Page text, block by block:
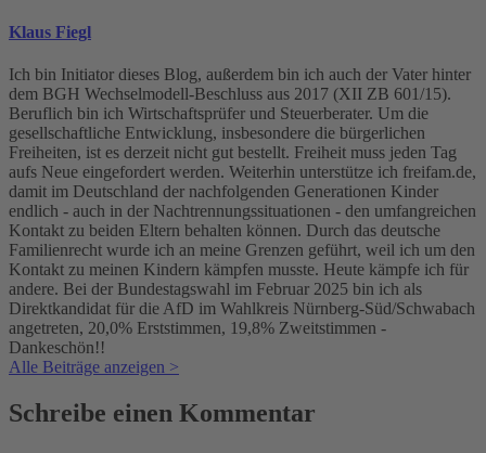
Klaus Fiegl
Ich bin Initiator dieses Blog, außerdem bin ich auch der Vater hinter
dem BGH Wechselmodell-Beschluss aus 2017 (XII ZB 601/15).
Beruflich bin ich Wirtschaftsprüfer und Steuerberater. Um die
gesellschaftliche Entwicklung, insbesondere die bürgerlichen
Freiheiten, ist es derzeit nicht gut bestellt. Freiheit muss jeden Tag
aufs Neue eingefordert werden. Weiterhin unterstütze ich freifam.de,
damit im Deutschland der nachfolgenden Generationen Kinder
endlich - auch in der Nachtrennungssituationen - den umfangreichen
Kontakt zu beiden Eltern behalten können. Durch das deutsche
Familienrecht wurde ich an meine Grenzen geführt, weil ich um den
Kontakt zu meinen Kindern kämpfen musste. Heute kämpfe ich für
andere. Bei der Bundestagswahl im Februar 2025 bin ich als
Direktkandidat für die AfD im Wahlkreis Nürnberg-Süd/Schwabach
angetreten, 20,0% Erststimmen, 19,8% Zweitstimmen -
Dankeschön!!
Alle Beiträge anzeigen >
Schreibe einen Kommentar